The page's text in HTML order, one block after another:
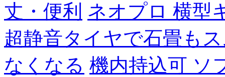
丈・便利 ネオプロ 横型
超静音タイヤで石畳も
なくなる 機内持込可 ソ